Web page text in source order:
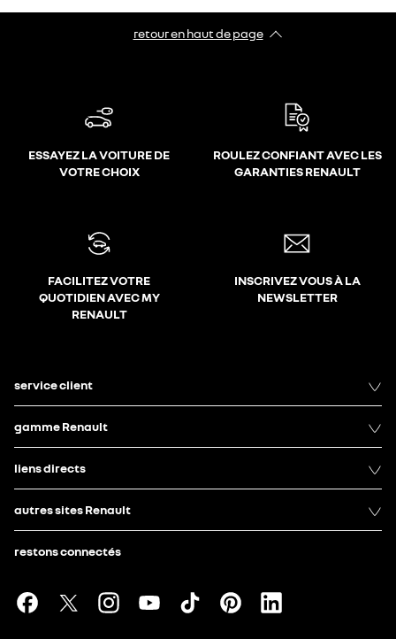
retour en haut de page​
ESSAYEZ LA VOITURE DE
VOTRE CHOIX
ROULEZ CONFIANT AVEC LES
GARANTIES RENAULT
FACILITEZ VOTRE
QUOTIDIEN AVEC MY
RENAULT
INSCRIVEZ VOUS À LA
NEWSLETTER
service client
gamme Renault
liens directs
autres sites Renault
restons connectés